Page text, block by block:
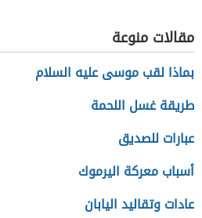
مقالات منوعة
بماذا لقب موسى عليه السلام
طريقة غسل اللحمة
عبارات للصديق
أسباب معركة اليرموك
عادات وتقاليد اليابان